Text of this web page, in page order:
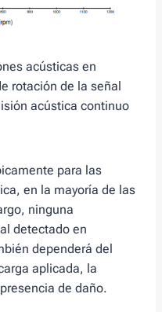
acústicas en
rotación de la señal
acústica continuo
para las
en la mayoría de las
ninguna
detectado en
dependerá del
aplicada, la
de daño.